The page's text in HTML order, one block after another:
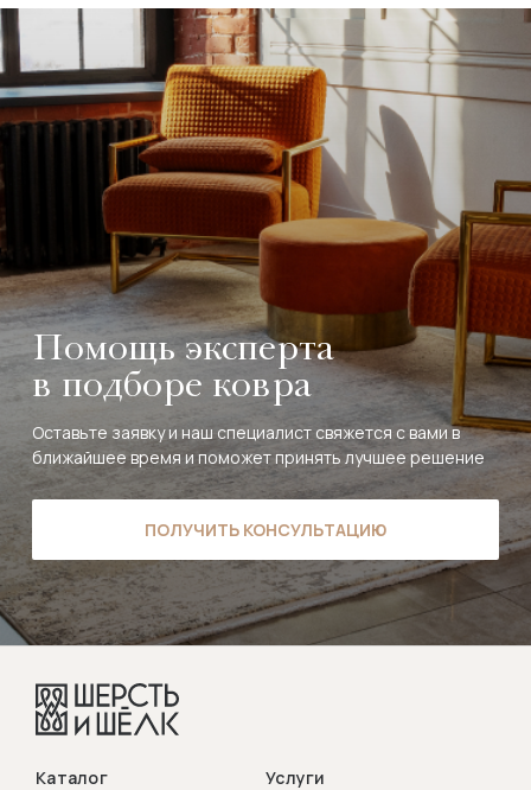
Помощь эксперта
в подборе ковра
Оставьте заявку и наш специалист свяжется с вами в
ближайшее время и поможет принять лучшее решение
ПОЛУЧИТЬ КОНСУЛЬТАЦИЮ
Каталог
Услуги